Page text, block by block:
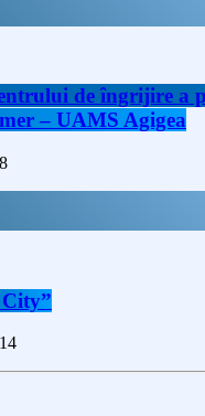
de îngrijire a
– UAMS Agigea
8
14